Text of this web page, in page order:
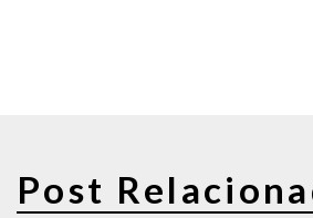
Post